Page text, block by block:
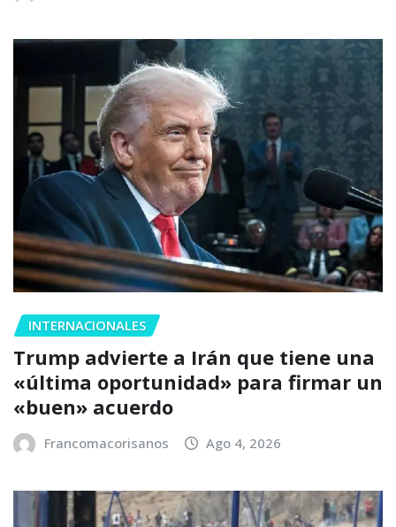
INTERNACIONALES
Trump advierte a Irán que tiene una
«última oportunidad» para firmar un
«buen» acuerdo
Francomacorisanos Ago 4, 2026